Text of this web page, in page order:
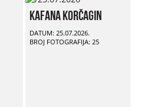
Kafana Korčagin
DATUM: 25.07.2026.
BROJ FOTOGRAFIJA: 25